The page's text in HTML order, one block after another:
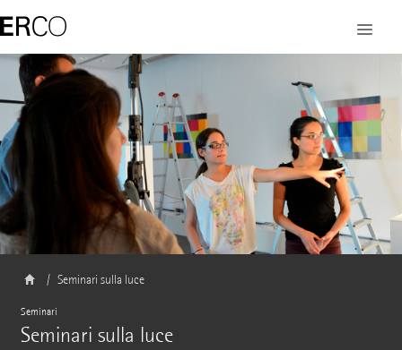
Seminari sulla luce
Seminari
Seminari sulla luce